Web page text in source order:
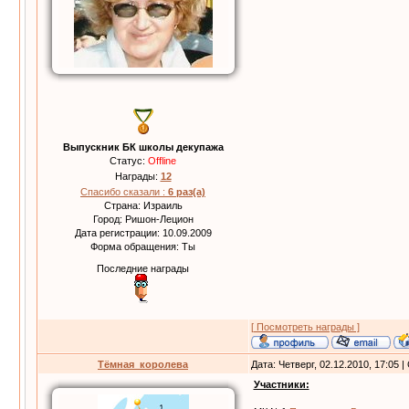
Выпускник БК школы декупажа
Статус: Offline
Награды: 12
Спасибо сказали : 6 раз(а)
Страна: Израиль
Город: Ришон-Лецион
Дата регистрации: 10.09.2009
Форма обращения: Ты
Последние награды
[ Посмотреть награды ]
Тёмная_королева Дата: Четверг, 02.12.2010, 17:05
Участники: